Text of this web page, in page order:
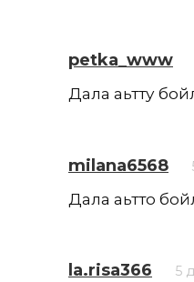
petka_www
Дала аьтту
milana6568
Дала аьтто
la.risa366 5